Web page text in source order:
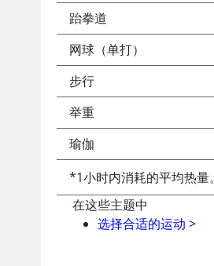
跆拳道
网球（单打）
步行
举重
瑜伽
*1小时内消耗的平均热量。
在这些主题中
选择合适的运动 >